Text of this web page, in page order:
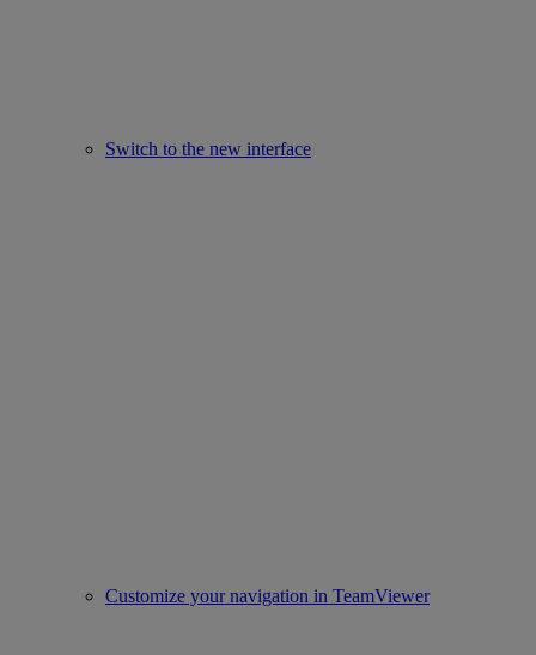
Switch to the new interface
Customize your navigation in TeamViewer